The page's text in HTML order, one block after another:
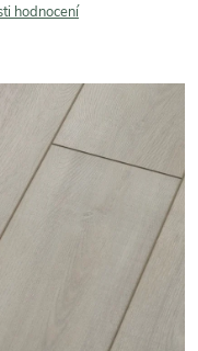
hodnocení